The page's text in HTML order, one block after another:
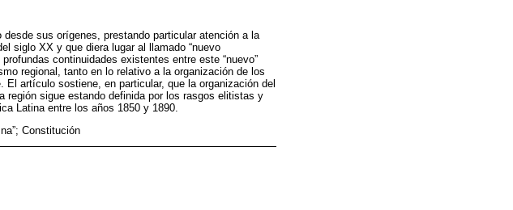
sus orígenes, prestando particular atención a la
siglo XX y que diera lugar al llamado “nuevo
continuidades existentes entre este “nuevo”
regional, tanto en lo relativo a la organización de los
artículo sostiene, en particular, que la organización del
región sigue estando definida por los rasgos elitistas y
Latina entre los años 1850 y 1890.
Constitución